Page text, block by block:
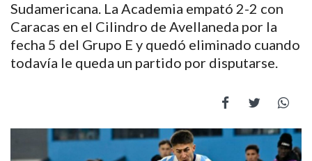
Sudamericana. La Academia empató 2-2 con
Caracas en el Cilindro de Avellaneda por la
fecha 5 del Grupo E y quedó eliminado cuando
todavía le queda un partido por disputarse.